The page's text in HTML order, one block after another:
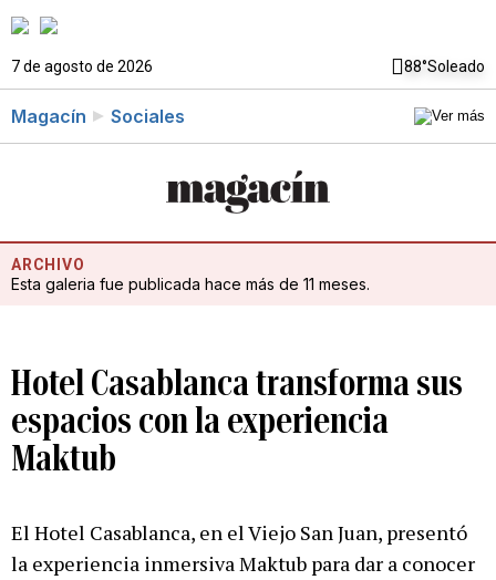
7 de agosto de 2026 88°Soleado
Magacín Sociales
ARCHIVO
Esta galeria fue publicada hace más de 11 meses.
Hotel Casablanca transforma sus
espacios con la experiencia
Maktub
El Hotel Casablanca, en el Viejo San Juan, presentó
la experiencia inmersiva Maktub para dar a conocer